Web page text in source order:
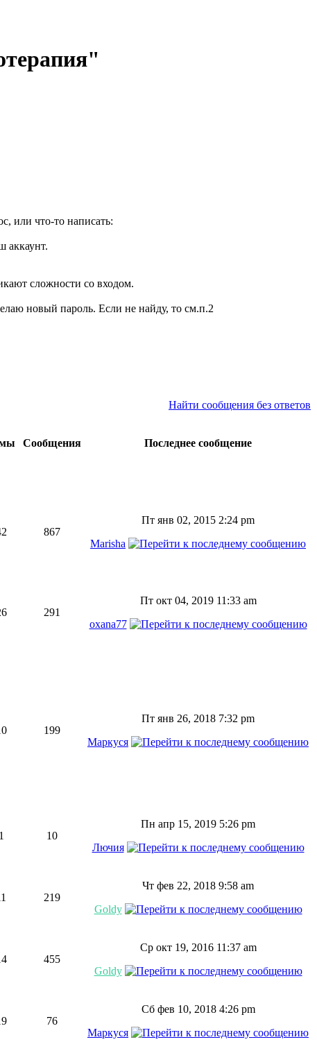
или что-то написать:
аккаунт.
сложности со входом.
новый пароль. Если не найду, то см.п.2
Найти сообщения без ответов
Сообщения Последнее сообщение
867
Пт янв 02, 2015 2:24 pm
Marisha
291
Пт окт 04, 2019 11:33 am
oxana77
199
Пт янв 26, 2018 7:32 pm
Маркуся
1 10
Пн апр 15, 2019 5:26 pm
Лючия
219
Чт фев 22, 2018 9:58 am
Goldy
455
Ср окт 19, 2016 11:37 am
Goldy
76
Сб фев 10, 2018 4:26 pm
Маркуся